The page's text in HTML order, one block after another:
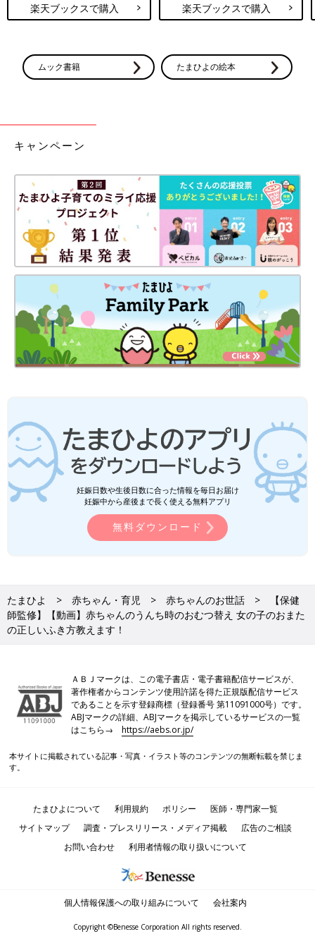
楽天ブックスで購入 楽天ブックスで購入
ムック書籍 たまひよの絵本
キャンペーン
妊娠日数や生後日数に合った情報を毎日お届け
妊娠中から産後まで長く使える無料アプリ
無料ダウンロード
たまひよ 赤ちゃん・育児 赤ちゃんのお世話
【保健
師監修】【動画】赤ちゃんのうんち時のおむつ替え 女の子のおまた
の正しいふき方教えます！
ＡＢＪマークは、この電子書店・電子書籍配信サービスが、
著作権者からコンテンツ使用許諾を得た正規版配信サービス
であることを示す登録商標（登録番号 第11091000号）です。
ABJマークの詳細、ABJマークを掲示しているサービスの一覧
はこちら→https://aebs.or.jp/
本サイトに掲載されている記事・写真・イラスト等のコンテンツの無断転載を禁じま
す。
たまひよについて 利用規約 ポリシー
医師・専門家一覧
サイトマップ
調査・プレスリリース・メディア掲載
広告のご相談
お問い合わせ
利用者情報の取り扱いについて
個人情報保護への取り組みについて 会社案内
Copyright ©Benesse Corporation All rights reserved.